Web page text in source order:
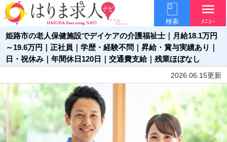
検索
menu
ﾒﾆｭｰ
姫路市の老人保健施設でデイケアの介護福祉士｜月給18.1万円
～19.6万円｜正社員｜学歴・経験不問｜昇給・賞与実績あり｜
日・祝休み｜年間休日120日｜交通費支給｜残業ほぼなし
2026.06.15更新